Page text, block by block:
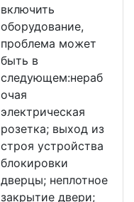
включить
оборудование,
проблема может
быть в
следующем:нераб
очая
электрическая
розетка; выход из
строя устройства
блокировки
дверцы; неплотное
закрытие двери;